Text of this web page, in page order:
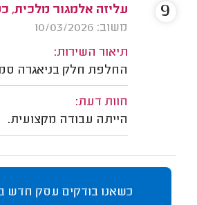
עליזה אלמגור מלכית,
משוב: 10/03/2026
תיאור השירות:
החלפת חלק בניאגרה
חוות דעת:
הייתה עבודה מקצועית.
9
כשאנו בודקים עסק חדש